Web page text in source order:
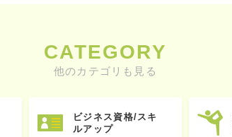
CATEGORY
他のカテゴリも見る
ビジネス資格/スキ
ルアップ